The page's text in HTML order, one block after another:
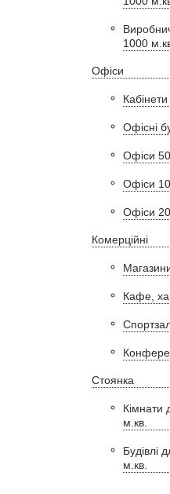
1000
Офіси
Офісні
Офіси
Офіси
Офіси
Комерційні
Кафе,
Стоянка
Кімнати
м.кв.
Будівлі
м.кв.